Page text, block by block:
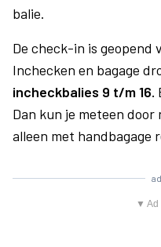
balie.
De check-in is geopend
Inchecken en bagage
incheckbalies 9 t/m 16.
Dan kun je meteen
alleen met handbagage
▼ Ad